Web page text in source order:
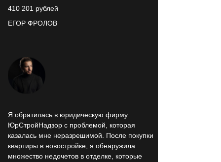
410 201 рублей
ЕГОР ФРОЛОВ
Я обратилась в юридическую фирму
ЮрСтройНадзор с проблемой, которая
казалась мне неразрешимой. После покупки
квартиры в новостройке, я обнаружила
множество недочетов в отделке, которые